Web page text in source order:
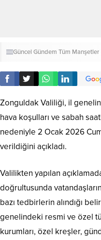
Güncel Gündem Tüm Manşetler
Zonguldak Valiliği, il
hava koşulları ve sabah
nedeniyle 2 Ocak 2026
verildiğini açıkladı.
Valilikten yapılan
doğrultusunda
bazı tedbirlerin alındığı
genelindeki resmi ve özel
kurumları, özel kreşler,